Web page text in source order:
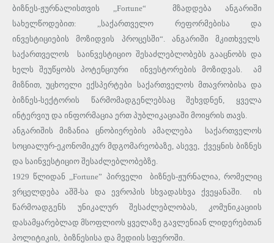
ბიზნეს-ჟურნალისთვის ,,Fortune“ მზადდება ანგარიში
სახელწოდებით: ,,საქართველო რეფორმებისა და
ინვესტიციების მოზიდვის პროცესში“. ანგარიში მკითხველს
საქართველოს საინვესტიციო შესაძლებლობებს გააცნობს და
ხელს შეუწყობს პოტენციური ინვესტორების მოზიდვას. ამ
მიზნით, უცხოელი ექსპერტები საქართველოს მთავრობისა და
ბიზნეს-სექტორის წარმომადგენლებსაც შეხვდნენ, ყველა
ინტერვიუ და ინფორმაცია ერთ პუბლიკაციაში მოიყრის თავს.
ანგარიშის მიზანია ცნობიერების ამაღლება საქართველოს
სოციალურ-ეკონომიკურ მდგომარეობაზე, ასევე, ქვეყნის ბიზნეს
და საინვესტიციო შესაძლებლობებზე.
1929 წლიდან ,,Fortune” პირველი ბიზნეს-ჟურნალია, რომელიც
ვრცელდება აშშ-სა და ევროპის სხვადასხვა ქვეყანაში. ის
წარმოადგენს უნიკალურ შესაძლებლობას, კომუნიკაციის
დასამყარებლად მსოფლიოს ყველაზე გავლენიან ლიდერებთან
პოლიტიკის, ბიზნესისა და მედიის სფეროში.